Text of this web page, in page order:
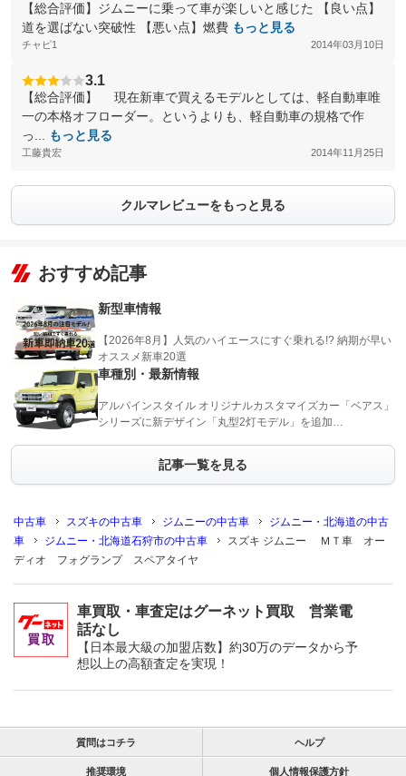
【総合評価】ジムニーに乗って車が楽しいと感じた 【良い点】
道を選ばない突破性 【悪い点】燃費 もっと見る
チャピ1 2014年03月10日
3.1
【総合評価】 現在新車で買えるモデルとしては、軽自動車唯
一の本格オフローダー。というよりも、軽自動車の規格で作
っ...
もっと見る
工藤貴宏 2014年11月25日
クルマレビューをもっと見る
おすすめ記事
新型車情報
【2026年8月】人気のハイエースにすぐ乗れる!? 納期が早い
オススメ新車20選
車種別・最新情報
アルパインスタイル オリジナルカスタマイズカー「ベアス」
シリーズに新デザイン「丸型2灯モデル」を追加…
記事一覧を見る
中古車 スズキの中古車 ジムニーの中古車
ジムニー・北海道の中古
車
ジムニー・北海道石狩市の中古車
スズキ ジムニー ＭＴ車 オー
ディオ フォグランプ スペアタイヤ
車買取・車査定はグーネット買取 営業電
話なし
【日本最大級の加盟店数】約30万のデータから予
想以上の高額査定を実現！
質問はコチラ ヘルプ
推奨環境 個人情報保護方針